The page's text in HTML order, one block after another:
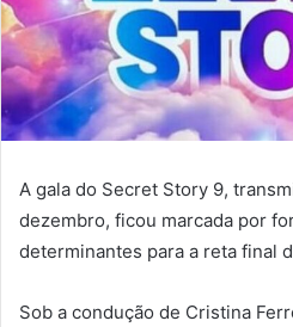
A gala do Secret Story 9,
dezembro, ficou marcada por
determinantes para a reta final
Sob a condução de Cristina